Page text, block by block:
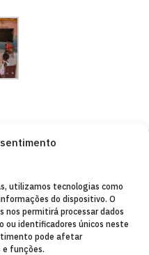
utilizamos tecnologias como
do dispositivo. O
permitirá processar dados
ou identificadores únicos neste
pode afetar
funções.